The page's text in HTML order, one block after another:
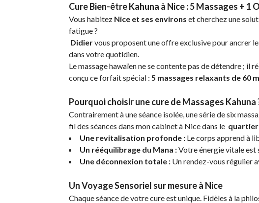
Cure Bien-être Kahuna à Nice : 5 Massages +
Vous habitez Nice et ses environs et cherchez une
fatigue ?
Didiervous proposent une offre exclusive pour ancrer
dans votre quotidien.
Le massage hawaïen ne se contente pas de détendre ; il
conçu ce forfait spécial : 5 massages relaxants de 60
Pourquoi choisir une cure de Massages Kahuna
Contrairement à une séance isolée, une série de six
fil des séances dans mon cabinet à Nice dans le
Une revitalisation profonde : Le corps apprend à
Un rééquilibrage du Mana :Votre énergie vitale est
Une déconnexion totale : Un rendez-vous régulier
Un Voyage Sensoriel sur mesure à Nice
Chaque séance de votre cure est unique. Fidèles à la